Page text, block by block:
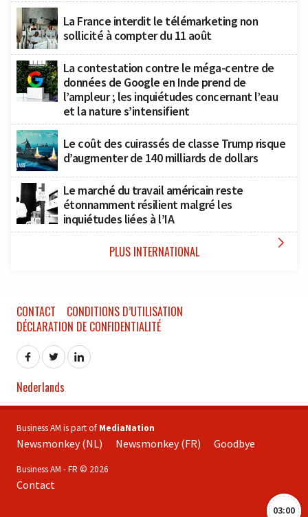
La France interdit le télémarketing non
sollicité à compter du 11 août
La contestation contre le méga-centre de
données de Google en Inde prend de
l’ampleur ; les inquiétudes concernant l’eau
et la nature s’intensifient
Le coût des cuirassés de classe Trump risque
d’augmenter de 140 milliards de dollars
Le marché du travail américain reste
étonnamment résilient malgré les
inquiétudes liées à l’IA
PLUS INTERNATIONAL 
03:00
CONTACT
CONDITIONS D’UTILISATION
DÉCLARATION DE CONFIDENTIALITÉ
Nederlands
Business AM is part of MediaNation
Newsmonkey (NL) Newsmonkey (FR) Goodbye
Business AM - FR © 2026
Contact